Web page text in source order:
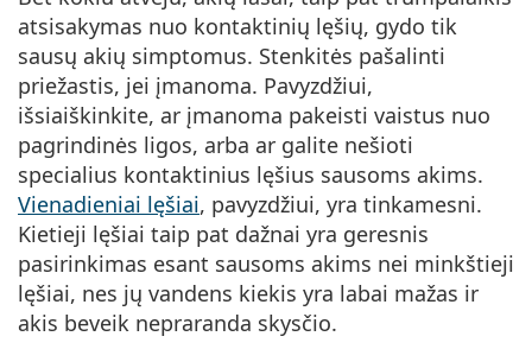
atsisakymas nuo kontaktinių lęšių, gydo tik
sausų akių simptomus. Stenkitės pašalinti
priežastis, jei įmanoma. Pavyzdžiui,
išsiaiškinkite, ar įmanoma pakeisti vaistus nuo
pagrindinės ligos, arba ar galite nešioti
specialius kontaktinius lęšius sausoms akims.
Vienadieniai lęšiai, pavyzdžiui, yra tinkamesni.
Kietieji lęšiai taip pat dažnai yra geresnis
pasirinkimas esant sausoms akims nei minkštieji
lęšiai, nes jų vandens kiekis yra labai mažas ir
akis beveik nepraranda skysčio.